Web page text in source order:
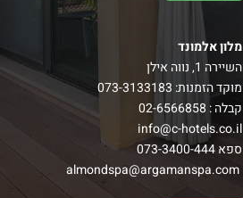
מלון אלמונד
השיירה 1, נווה אילן
מוקד הזמנות: 073-3133183
קבלה : 02-6566858
info@c-hotels.co.il
ספא073-3400-444
almondspa@argamanspa.com